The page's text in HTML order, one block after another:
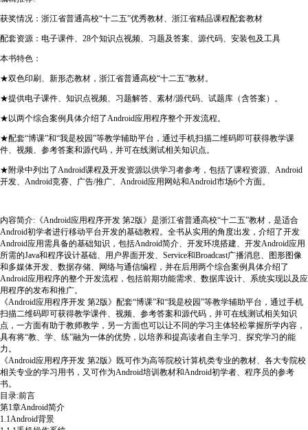
获奖情况：浙江省普通高校“十二五”优秀教材、浙江省精品课程配套教材
配套资源：电子课件、28个知识点视频、习题及答案、源代码、安装包及工具
本书特色：
★双色印刷、新形态教材，浙江省普通高校“十二五”教材。
★提供电子课件、知识点视频、习题解答、素材/源代码、试题库（含答案）。
★以两个综合案例具体介绍了Android应用程序整个开发流程。
★配套“博课”和“我是校园”等教学辅助平台，通过手机扫描二维码即可获得教学课
件、视频、参考答案和源代码，并可在线测试相关知识点。
★附录中列出了Android课程及开发资源以供学习者参考，包括了课程资源、Android
开发、Android竞赛、广告/推广、Android应用网站和Android市场6个方面。
内容简介:《Android应用程序开发 第2版》是浙江省普通高校“十二五”教材，是适合
Android初学者进行移动平台开发的基础教程。全书从实用的角度出发，介绍了开发
Android应用需具备的基础知识，包括Android简介、开发环境搭建、开发Android应用
所需的Java和程序设计基础、用户界面开发、Service和Broadcast广播消息、图形图像
和多媒体开发、数据存储、网络与通信编程，并在后用两个综合案例具体介绍了
Android应用程序的整个开发流程，包括前期功能需求、数据库设计、系统实现以及应
用程序的发布和推广。
《Android应用程序开发 第2版》配套“博课”和“我是校园”等教学辅助平台，通过手机
扫描二维码即可获得教学课件、视频、参考答案和源代码，并可在线测试相关知识
点，一方面有助于教师教学，另一方面也可以让不同的学习主体轻松掌握所学内容，
具有将“教、学、练”融为一体的优势，以培养和提高读者自主学习、探究学习的能
力。
《Android应用程序开发 第2版》既可作为高等院校计算机类专业的教材、各大专院校
相关专业的学习用书，又可作为Android培训教材和Android初学者、程序员的参考
书。
目录:前言
第1章Android简介
1.1Android背景